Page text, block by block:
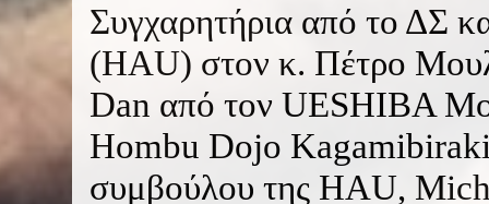
Συγχαρητήρια από το ΔΣ
(HAU) στον κ. Πέτρο
Dan από τον UESHIBA
Hombu Dojo Kagamibiraki
συμβούλου της HAU,